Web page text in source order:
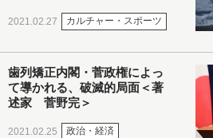
2021.02.27 カルチャー・スポーツ
歯列矯正内閣・菅政権によっ
て導かれる、破滅的局面＜著
述家 菅野完＞
2021.02.25 政治・経済